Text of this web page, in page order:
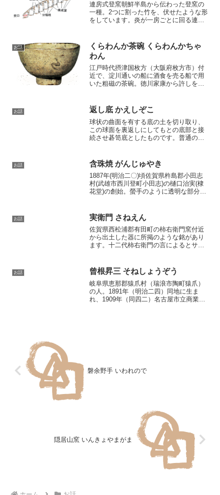
連房式登窯朝鮮半島から伝わった登窯の
一種。2つに割った竹を、伏せたような形
をしています。炎が一房ごとに回る連房
お話
くらわんか茶碗 くらわんかちゃ
わん
江戸時代摂津国枚方（大阪府枚方市）付
近で、淀川通いの船に酒食を売る船で用
いた粗磁の茶碗。徳川家康から許しを受
もとは肥前（佐賀・長崎県）地方の染付
の粗物または伊予国（愛媛...
お話 返し底 かえしぞこ
球状の曲面を有する底の土を切り取り、
この球面を裏返しにしてもとの底部と接
続させ碁笥底としたものです。普通の碁
軽いです。上製のものに行う手法で翫ま
す。※ごけぞこ
お話 含珠焼 がんじゅやき
1887年(明治二〇)頃佐賀県杵島郡小田志
村(武雄市西川登町小田志)の樋口治実(棣
花堂)の創始。螢手のように透明な部分の
年一二月二日)によったもの。しかし製作
に当...
お話 実衛門 さねえん
佐賀県西松浦郡有田町の柿右衛門窯付近
から出土した器に所掲のような銘があり
ます。十二代柿右衛門の言によるとサネ
す。しかしこれは徳の字で、柿右衛門に
近似した器を製作していた帛...
お話 曾根昇三 そねしょうぞう
岐阜県恵那郡猿爪村（瑞浪市陶町猿爪）
の人。1891年（明治二四）同地に生ま
れ、1909年（同四二）名古屋市立商業学
磐余野手 いわれので
隠居山窯 いんきょやまがま